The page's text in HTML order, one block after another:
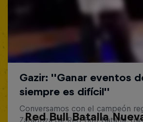
Red Bull Batalla